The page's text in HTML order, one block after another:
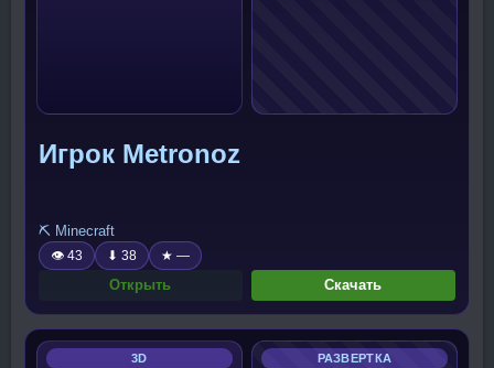
Игрок Metronoz
⛏️ Minecraft
👁 43 ⬇ 38 ★ —
Открыть Скачать
3D РАЗВЕРТКА